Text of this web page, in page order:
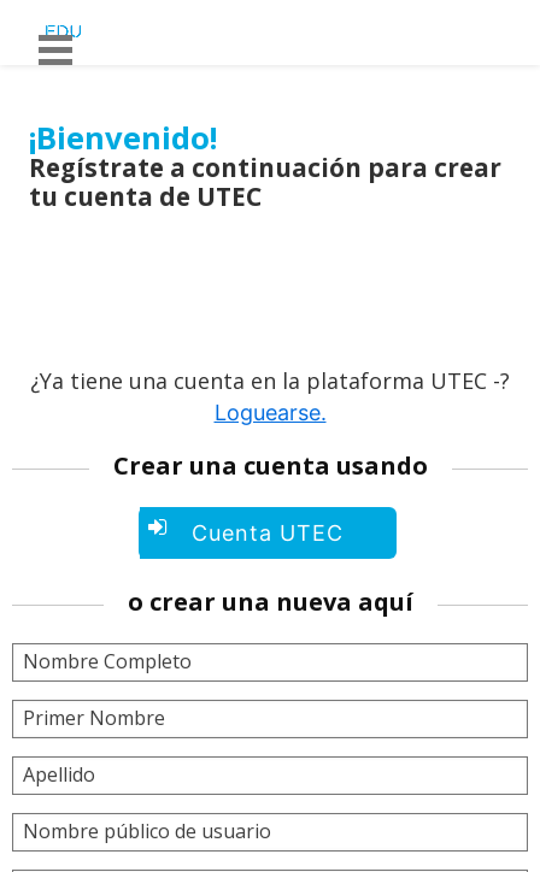
¡Bienvenido!
Regístrate a continuación para crear
tu cuenta de UTEC
¿Ya tiene una cuenta en la plataforma UTEC -?
Loguearse.
Crear una cuenta usando
Cuenta UTEC
una
cuenta
usando
Cuenta
o crear una nueva aquí
Nombre Completo
Primer Nombre
Apellido
Nombre público de usuario